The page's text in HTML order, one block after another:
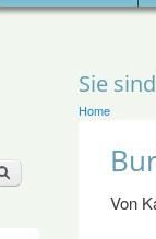
Sie
Home
Von